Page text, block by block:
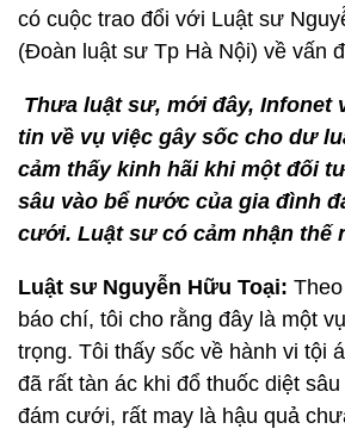
có cuộc trao đổi với Luật sư
(Đoàn luật sư Tp Hà Nội) về vấn
Thưa luật sư, mới đây, Infonet
tin về vụ việc gây sốc cho dư
cảm thấy kinh hãi khi một đối
sâu vào bể nước của gia đình
cưới. Luật sư có cảm nhận thế
Luật sư Nguyễn Hữu Toại:
báo chí, tôi cho rằng đây là một
trọng. Tôi thấy sốc về hành vi tội
đã rất tàn ác khi đổ thuốc diệt
đám cưới, rất may là hậu quả